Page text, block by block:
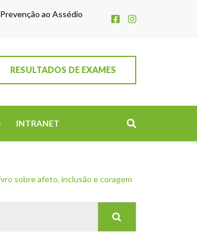
ao Assédio
RESULTADOS DE EXAMES
INTRANET
sobre afeto, inclusão e coragem